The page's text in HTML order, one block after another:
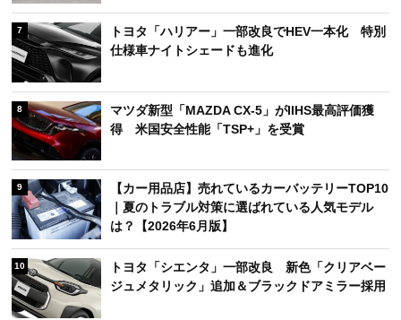
7
トヨタ「ハリアー」一部改良でHEV一本化 特別
仕様車ナイトシェードも進化
8
マツダ新型「MAZDA CX-5」がIIHS最高評価獲
得 米国安全性能「TSP+」を受賞
9
【カー用品店】売れているカーバッテリーTOP10
｜夏のトラブル対策に選ばれている人気モデル
は？【2026年6月版】
10
トヨタ「シエンタ」一部改良 新色「クリアベー
ジュメタリック」追加＆ブラックドアミラー採用